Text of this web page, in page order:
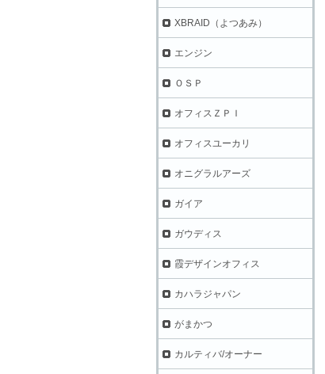
XBRAID（よつあみ）
エンジン
ＯＳＰ
オフィスＺＰＩ
オフィスユーカリ
オニグラルアーズ
ガイア
ガウディス
霞デザインオフィス
カハラジャパン
がまかつ
カルティバ/オーナー